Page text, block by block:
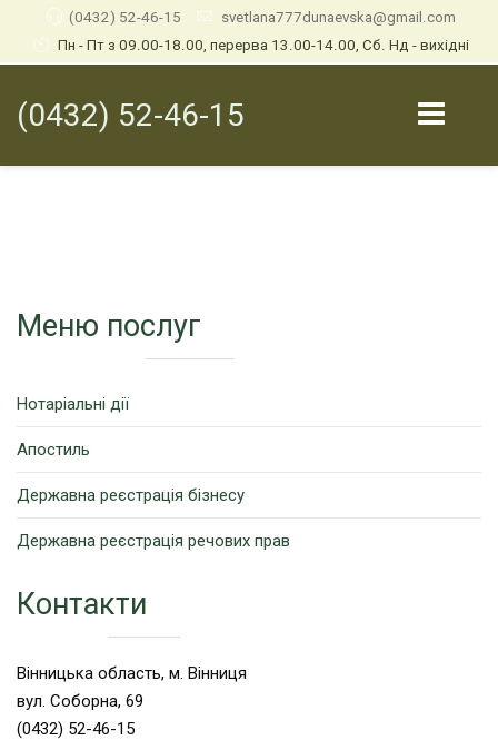
(0432) 52-46-15
svetlana777dunaevska@gmail.com
Пн - Пт з 09.00-18.00, перерва 13.00-14.00, Сб. Нд - вихідні
(0432) 52-46-15
Меню послуг
Нотаріальні дії
Апостиль
Державна реєстрація бізнесу
Державна реєстрація речових прав
Контакти
Вінницька область, м. Вінниця
вул. Соборна, 69
(0432) 52-46-15